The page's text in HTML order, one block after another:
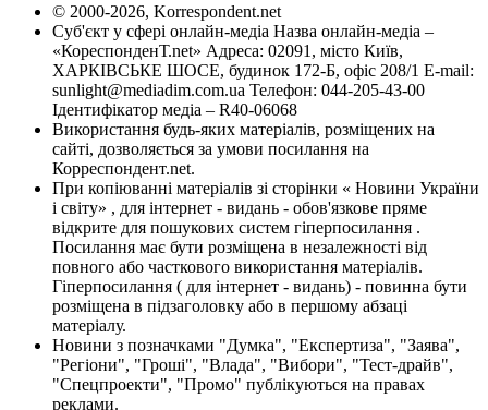
© 2000-2026, Korrespondent.net
Суб'єкт у сфері онлайн-медіа Назва онлайн-медіа –
«КореспонденТ.net» Адреса: 02091, місто Київ,
ХАРКІВСЬКЕ ШОСЕ, будинок 172-Б, офіс 208/1 E-mail:
sunlight@mediadim.com.ua Телефон: 044-205-43-00
Ідентифікатор медіа – R40-06068
Використання будь-яких матеріалів, розміщених на
сайті, дозволяється за умови посилання на
Корреспондент.net.
При копіюванні матеріалів зі сторінки « Новини України
і світу» , для інтернет - видань - обов'язкове пряме
відкрите для пошукових систем гіперпосилання .
Посилання має бути розміщена в незалежності від
повного або часткового використання матеріалів.
Гіперпосилання ( для інтернет - видань) - повинна бути
розміщена в підзаголовку або в першому абзаці
матеріалу.
Новини з позначками "Думка", "Експертиза", "Заява",
"Регіони", "Гроші", "Влада", "Вибори", "Тест-драйв",
"Спецпроекти", "Промо" публікуються на правах
реклами.